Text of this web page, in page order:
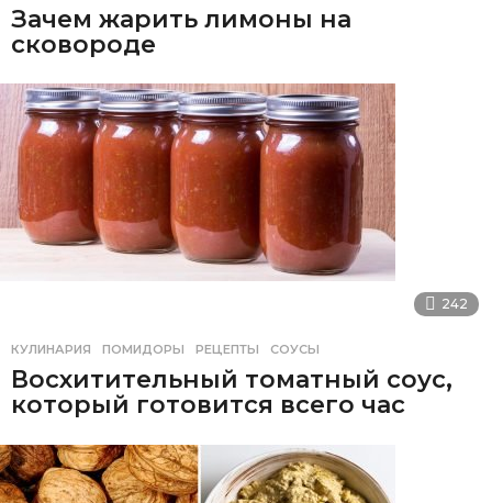
Зачем жарить лимоны на
сковороде
242
КУЛИНАРИЯ ПОМИДОРЫ ,РЕЦЕПТЫ ,СОУСЫ
Восхитительный томатный соус,
который готовится всего час